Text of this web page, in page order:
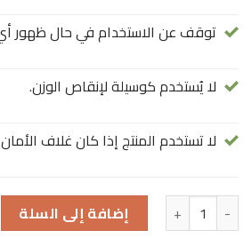
توقف عن الاستخدام في حال ظهور
لا يُستخدم كوسيلة لإنقاص الوزن.
لا تستخدم المنتج إذا كان غلاف
كمية ببتيدات كولاجين نيوسيل + فيتامين (C) 250 قرصًا
إضافة إلى السلة